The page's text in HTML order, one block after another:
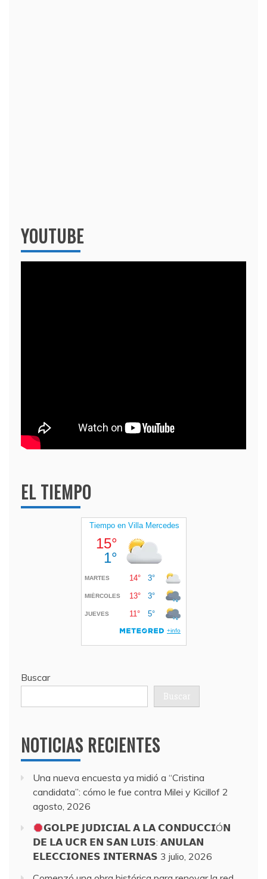
YOUTUBE
EL TIEMPO
Buscar
Buscar
NOTICIAS RECIENTES
Una nueva encuesta ya midió a “Cristina
candidata”: cómo le fue contra Milei y Kicillof 2
agosto, 2026
𝗚𝗢𝗟𝗣𝗘 𝗝𝗨𝗗𝗜𝗖𝗜𝗔𝗟 𝗔 𝗟𝗔 𝗖𝗢𝗡𝗗𝗨𝗖𝗖𝗜Ó𝗡
𝗗𝗘 𝗟𝗔 𝗨𝗖𝗥 𝗘𝗡 𝗦𝗔𝗡 𝗟𝗨𝗜𝗦: 𝗔𝗡𝗨𝗟𝗔𝗡
𝗘𝗟𝗘𝗖𝗖𝗜𝗢𝗡𝗘𝗦 𝗜𝗡𝗧𝗘𝗥𝗡𝗔𝗦 3 julio, 2026